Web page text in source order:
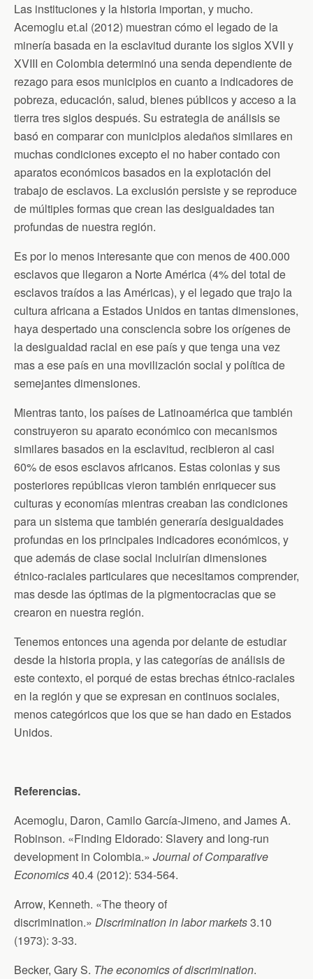
Las instituciones y la historia importan, y mucho.
Acemoglu et.al (2012) muestran cómo el legado de la
minería basada en la esclavitud durante los siglos XVII y
XVIII en Colombia determinó una senda dependiente de
rezago para esos municipios en cuanto a indicadores de
pobreza, educación, salud, bienes públicos y acceso a la
tierra tres siglos después. Su estrategia de análisis se
basó en comparar con municipios aledaños similares en
muchas condiciones excepto el no haber contado con
aparatos económicos basados en la explotación del
trabajo de esclavos. La exclusión persiste y se reproduce
de múltiples formas que crean las desigualdades tan
profundas de nuestra región.
Es por lo menos interesante que con menos de 400.000
esclavos que llegaron a Norte América (4% del total de
esclavos traídos a las Américas), y el legado que trajo la
cultura africana a Estados Unidos en tantas dimensiones,
haya despertado una consciencia sobre los orígenes de
la desigualdad racial en ese país y que tenga una vez
mas a ese país en una movilización social y política de
semejantes dimensiones.
Mientras tanto, los países de Latinoamérica que también
construyeron su aparato económico con mecanismos
similares basados en la esclavitud, recibieron al casi
60% de esos esclavos africanos. Estas colonias y sus
posteriores repúblicas vieron también enriquecer sus
culturas y economías mientras creaban las condiciones
para un sistema que también generaría desigualdades
profundas en los principales indicadores económicos, y
que además de clase social incluirían dimensiones
étnico-raciales particulares que necesitamos comprender,
mas desde las óptimas de la pigmentocracias que se
crearon en nuestra región.
Tenemos entonces una agenda por delante de estudiar
desde la historia propia, y las categorías de análisis de
este contexto, el porqué de estas brechas étnico-raciales
en la región y que se expresan en continuos sociales,
menos categóricos que los que se han dado en Estados
Unidos.
Referencias.
Acemoglu, Daron, Camilo García-Jimeno, and James A.
Robinson. «Finding Eldorado: Slavery and long-run
development in Colombia.» Journal of Comparative
Economics40.4 (2012): 534-564.
Arrow, Kenneth. «The theory of
discrimination.» Discrimination in labor markets3.10
(1973): 3-33.
Becker, Gary S. The economics of discrimination.